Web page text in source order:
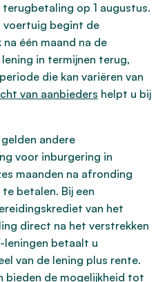
op 1 augustus.
voertuig begint de
één maand na de
in termijnen terug,
die kan variëren van
van aanbieders helpt u bij
andere
voor inburgering in
maanden na afronding
betalen. Bij een
van het
direct na het verstrekken
leningen betaalt u
van de lening plus rente.
bieden de mogelijkheid tot